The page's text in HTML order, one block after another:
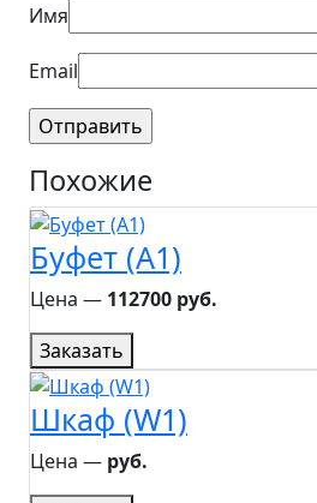
Имя
Email
Похожие
Буфет (A1)
Цена ― 112700 руб.
Заказать
Шкаф (W1)
Цена ― руб.